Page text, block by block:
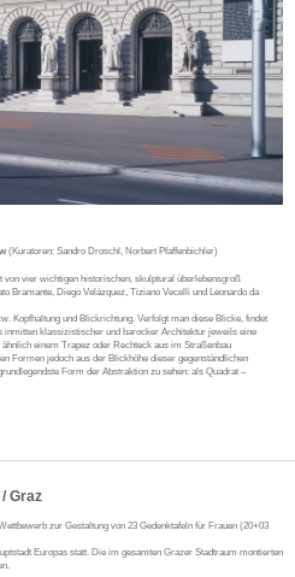
(Kuratoren: Sandro Droschl, Norbert Pfaffenbichler)
vier wichtigen historischen, skulptural überlebensgroß
Bramante, Diego Velázquez, Tiziano Vecelli und Leonardo da
Kopfhaltung und Blickrichtung. Verfolgt man diese Blicke, findet
inmitten klassizistischer und barocker Architektur jeweils eine
einem Trapez oder Rechteck aus im Straßenbau
Formen jedoch aus der Blickhöhe dieser gegenständlichen
Form der Abstraktion zu sehen: als Quadrat –
Graz
zur Gestaltung von 23 Gedenktafeln für Frauen (20+03
Europas statt. Die im gesamten Grazer Stadtraum montierten